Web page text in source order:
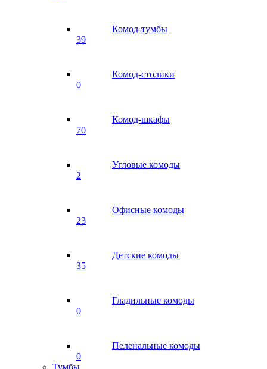
Комод-тумбы
39
Комод-столики
0
Комод-шкафы
70
Угловые комоды
2
Офисные комоды
23
Детские комоды
35
Гладильные комоды
0
Пеленальные комоды
0
Тумбы